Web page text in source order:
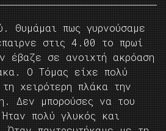
Θυμάμαι πως γυρνούσαμε
στις 4.00 το πρωί
έβαζε σε ανοιχτή ακρόαση
Ο Τόμας είχε πολύ
χειρότερη πλάκα την
Δεν μπορούσες να του
πολύ γλυκός και